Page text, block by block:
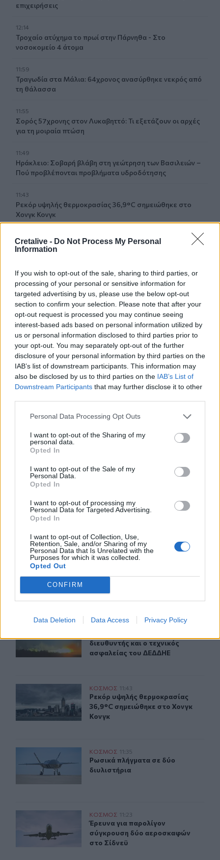
Cretalive - Do Not Process My Personal
Information
If you wish to opt-out of the sale, sharing to third parties, or
processing of your personal or sensitive information for
targeted advertising by us, please use the below opt-out
section to confirm your selection. Please note that after your
opt-out request is processed you may continue seeing
interest-based ads based on personal information utilized by
us or personal information disclosed to third parties prior to
your opt-out. You may separately opt-out of the further
disclosure of your personal information by third parties on the
IAB’s list of downstream participants. This information may
also be disclosed by us to third parties on the IAB’s List of
Downstream Participants that may further disclose it to other
Personal Data Processing Opt Outs
I want to opt-out of the Sharing of my
personal data.
Opted In
I want to opt-out of the Sale of my
Personal Data.
Opted In
I want to opt-out of processing my
Personal Data for Targeted Advertising.
Opted In
I want to opt-out of Collection, Use,
Retention, Sale, and/or Sharing of my
Personal Data that Is Unrelated with the
Purposes for which it was collected.
Opted Out
CONFIRM
Data Deletion Data Access Privacy Policy
επιχειρήσεις
12:14
Τροχαίο ατύχημα το πρωί στην Πάρνηθα - Στο
νοσοκομείο 4 άτομα
11:59
Τραγωδία στα Μάλια: 64χρονος ανασύρθηκε νεκρός από
τη θάλασσα
11:55
Σορός 57χρονης στον Λυκαβηττό: Τι εξετάζουν οι αρχές
για τη μοιραία πτώση
11:49
Ηράκλειο: Σοβαρή βλάβη στη γεώτρηση των Βασιλειών –
Πού προβλέπονται προβλήματα υδροδότησης
11:43
Ρεκόρ υψηλής θερμοκρασίας 36,9°C σημειώθηκε στο
Χονγκ Κονγκ
Πανηγύρια: Γλέντι, χορός αλλά και προσοχή στις
11:35
Ρωσικά πλήγματα σε δύο διυλιστήρια
Έρευνα για παρολίγον σύγκρουση δύο αεροσκαφών στο
Σίδνεϋ
11:12
Κάρπαθος: Παλιά πυρομαχικά εντοπίστηκαν στο Αρδάνι
10:51
Πυργαδίκια
ΠΕΡΙΣΣΟΤΕΡΑ
ΣΧΕΤΙΚA AΡΘΡΑ
Ισπανία: Οι αρμόδιες αρχές έλεγξαν περίπου 200
ΚΟΣΜΟΣ 12:54
έλεγξαν περίπου 200 αφίξεις
Άρτα: Απολογούνται ο διευθυντής και ο τεχνικός
ΚΟΣΜΟΣ 12:44
διευθυντής και ο τεχνικός
ασφαλείας του ΔΕΔΔΗΕ
Ρεκόρ υψηλής θερμοκρασίας 36,9°C σημειώθηκε στο
ΚΟΣΜΟΣ 11:43
Ρεκόρ υψηλής θερμοκρασίας
Ρεκόρ υψηλής θερμοκρασίας
36,9°C σημειώθηκε στο Χονγκ
Κονγκ
Ρωσικά πλήγματα σε δύο διυλιστήρια
ΚΟΣΜΟΣ 11:35
Ρωσικά πλήγματα σε δύο
Ρωσικά πλήγματα σε δύο
διυλιστήρια
Έρευνα για παρολίγον σύγκρουση δύο αεροσκαφών
ΚΟΣΜΟΣ 11:23
Έρευνα για παρολίγον σύγκρουση
Έρευνα για παρολίγον
σύγκρουση δύο αεροσκαφών
στο Σίδνεϋ